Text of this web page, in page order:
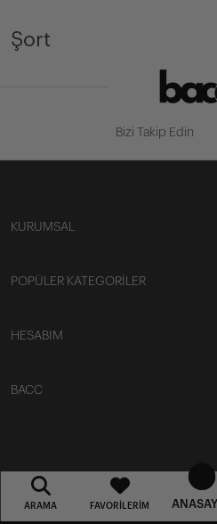
Şort
Bizi Takip Edin
KURUMSAL
POPÜLER KATEGORİLER
HESABIM
BACC
ARAMA FAVORILERIM